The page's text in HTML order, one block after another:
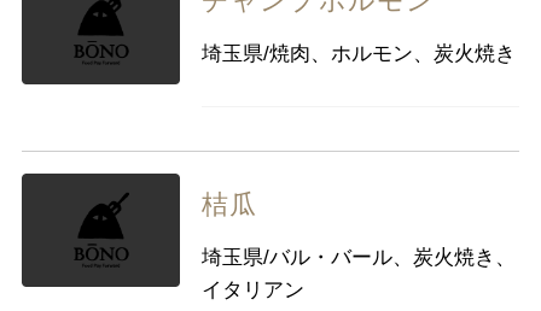
埼玉県/焼肉、ホルモン、炭火焼き
桔瓜
埼玉県/バル・バール、炭火焼き、
イタリアン